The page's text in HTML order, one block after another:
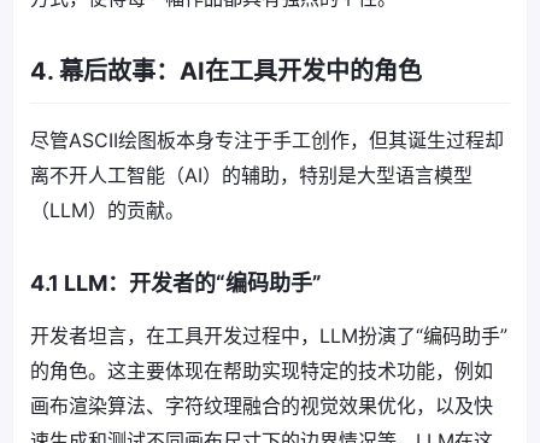
4. 幕后故事：AI在工具开发中的角色
尽管ASCII绘图板本身专注于手工创作，但其诞生过程却
离不开人工智能（AI）的辅助，特别是大型语言模型
（LLM）的贡献。
4.1 LLM：开发者的“编码助手”
开发者坦言，在工具开发过程中，LLM扮演了“编码助手”
的角色。这主要体现在帮助实现特定的技术功能，例如
画布渲染算法、字符纹理融合的视觉效果优化，以及快